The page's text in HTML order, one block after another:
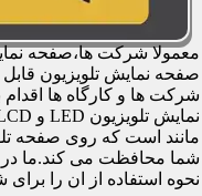
معمولا شرکت ها،صفحه
صفحه نمایش تلویزیون
شرکت ها و کارگاه ها
مانند است که روی صفحه
شما محافظت می کند.ما
نحوه استفاده از ان را